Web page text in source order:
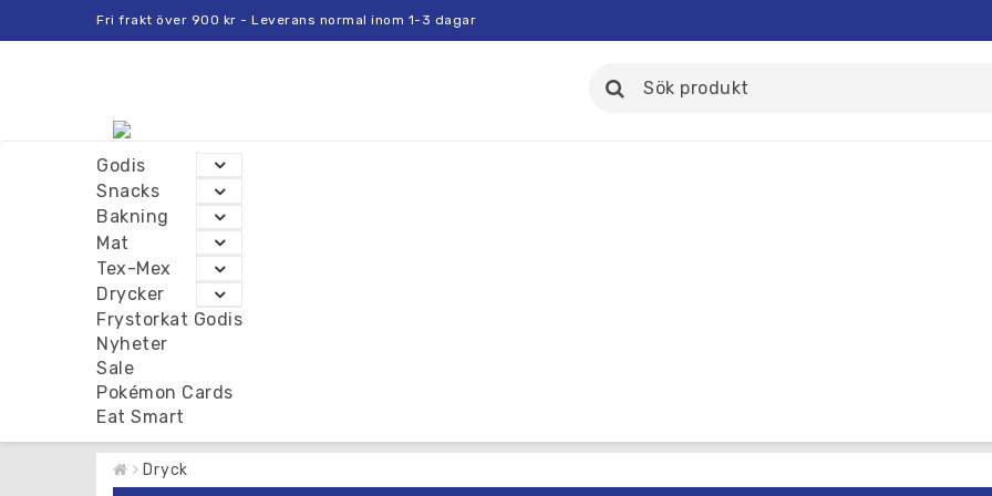
Fri frakt över 900 kr - Leverans normal inom 1-3 dagar
Godis
Snacks
Bakning
Mat
Tex-Mex
Drycker
Frystorkat Godis
Nyheter
Sale
Pokémon Cards
Eat Smart
Dryck